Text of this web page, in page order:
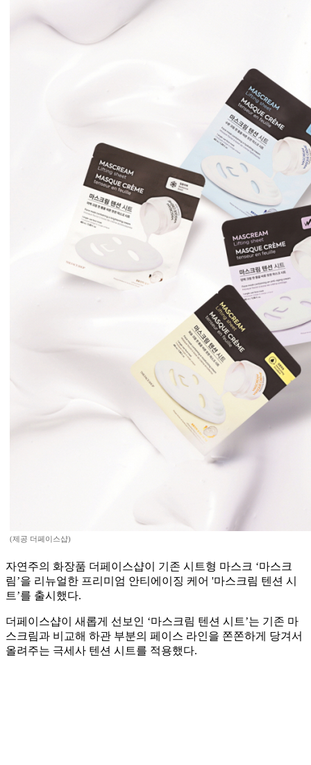
(제공 더페이스샵)
자연주의 화장품 더페이스샵이 기존 시트형 마스크 ‘마스크
림’을 리뉴얼한 프리미엄 안티에이징 케어 '마스크림 텐션 시
트’를 출시했다.
더페이스샵이 새롭게 선보인 ‘마스크림 텐션 시트’는 기존 마
스크림과 비교해 하관 부분의 페이스 라인을 쫀쫀하게 당겨서
올려주는 극세사 텐션 시트를 적용했다.